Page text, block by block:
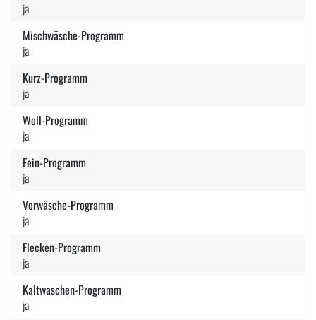
ja
Mischwäsche-Programm
ja
Kurz-Programm
ja
Woll-Programm
ja
Fein-Programm
ja
Vorwäsche-Programm
ja
Flecken-Programm
ja
Kaltwaschen-Programm
ja